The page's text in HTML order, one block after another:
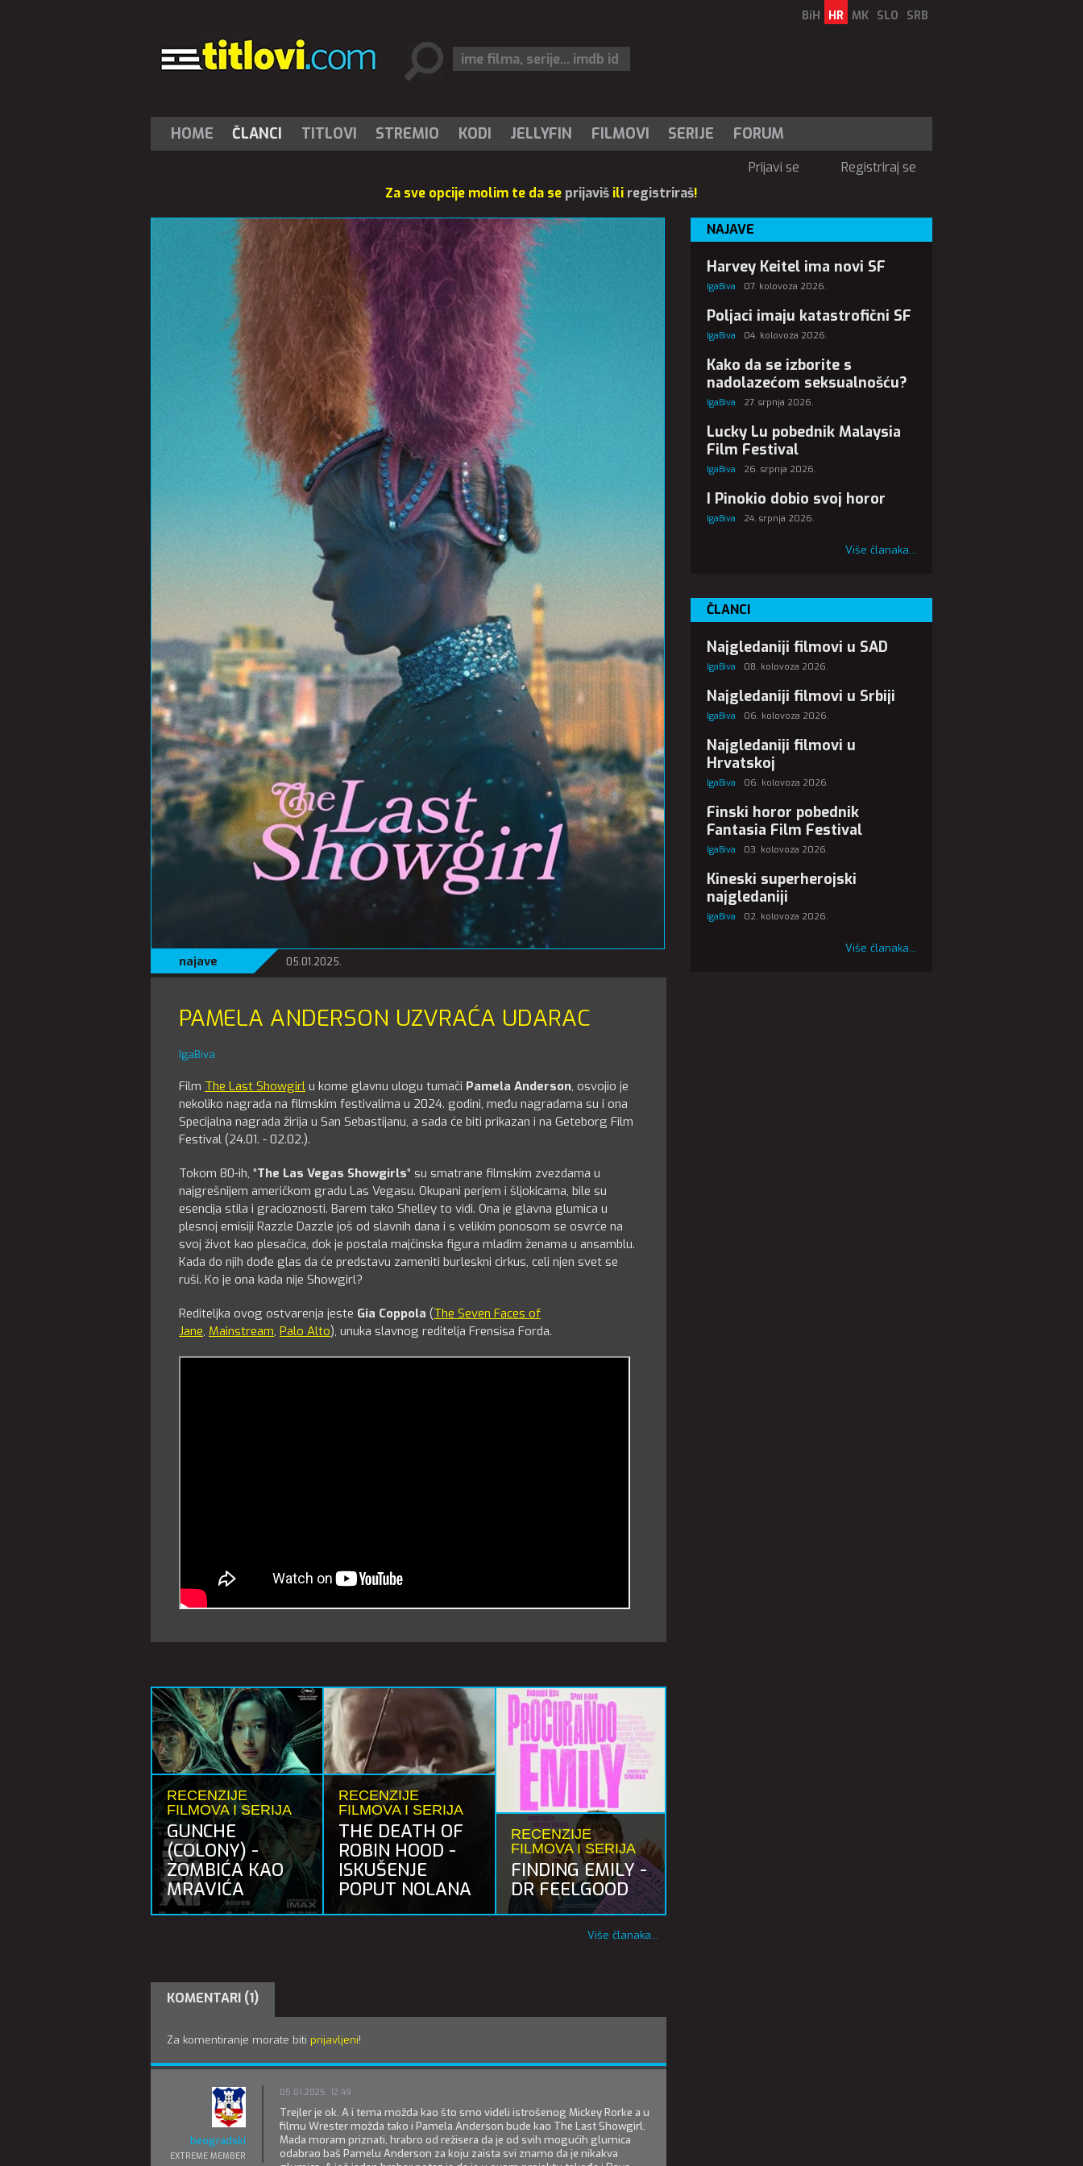
BiH HR MK SLO SRB
HOME ČLANCI TITLOVI STREMIO KODI JELLYFIN FILMOVI SERIJE FORUM
Prijavi se
Registriraj se
Za sve opcije molim te da se prijaviš ili registriraš!
najave 05.01.2025.
PAMELA ANDERSON UZVRAĆA UDARAC
IgaBiva
Film The Last Showgirl u kome glavnu ulogu tumači Pamela Anderson, osvojio je
nekoliko nagrada na filmskim festivalima u 2024. godini, među nagradama su i ona
Specijalna nagrada žirija u San Sebastijanu, a sada će biti prikazan i na Geteborg Film
Festival (24.01. - 02.02.).
Tokom 80-ih, "The Las Vegas Showgirls" su smatrane filmskim zvezdama u
najgrešnijem američkom gradu Las Vegasu. Okupani perjem i šljokicama, bile su
esencija stila i gracioznosti. Barem tako Shelley to vidi. Ona je glavna glumica u
plesnoj emisiji Razzle Dazzle još od slavnih dana i s velikim ponosom se osvrće na
svoj život kao plesačica, dok je postala majčinska figura mladim ženama u ansamblu.
Kada do njih dođe glas da će predstavu zameniti burleskni cirkus, celi njen svet se
ruši. Ko je ona kada nije Showgirl?
Rediteljka ovog ostvarenja jeste Gia Coppola (The Seven Faces of
Jane, Mainstream, Palo Alto), unuka slavnog reditelja Frensisa Forda.
RECENZIJE
FILMOVA I SERIJA
GUNCHE
(COLONY) -
ZOMBIĆA KAO
MRAVIĆA
RECENZIJE
FILMOVA I SERIJA
THE DEATH OF
ROBIN HOOD -
ISKUŠENJE
POPUT NOLANA
RECENZIJE
FILMOVA I SERIJA
FINDING EMILY -
DR FEELGOOD
Više članaka...
KOMENTARI (1)
Za komentiranje morate biti prijavljeni!
beogradski
EXTREME MEMBER
05.01.2025. 12:49
Trejler je ok. A i tema možda kao što smo videli istrošenog Mickey Rorke a u
filmu Wrester možda tako i Pamela Anderson bude kao The Last Showgirl.
Mada moram priznati, hrabro od režisera da je od svih mogućih glumica
odabrao baš Pamelu Anderson za koju zaista svi znamo da je nikakva
NAJAVE
Harvey Keitel ima novi SF
IgaBiva 07. kolovoza 2026.
Poljaci imaju katastrofični SF
IgaBiva 04. kolovoza 2026.
Kako da se izborite s
nadolazećom seksualnošću?
IgaBiva 27. srpnja 2026.
Lucky Lu pobednik Malaysia
Film Festival
IgaBiva 26. srpnja 2026.
I Pinokio dobio svoj horor
IgaBiva 24. srpnja 2026.
Više članaka...
ČLANCI
Najgledaniji filmovi u SAD
IgaBiva 08. kolovoza 2026.
Najgledaniji filmovi u Srbiji
IgaBiva 06. kolovoza 2026.
Najgledaniji filmovi u
Hrvatskoj
IgaBiva 06. kolovoza 2026.
Finski horor pobednik
Fantasia Film Festival
IgaBiva 03. kolovoza 2026.
Kineski superherojski
najgledaniji
IgaBiva 02. kolovoza 2026.
Više članaka...